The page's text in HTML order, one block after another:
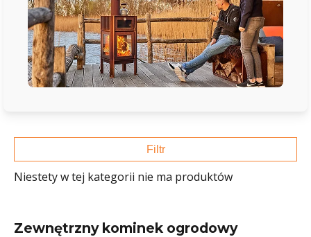
Filtr
Niestety w tej kategorii nie ma produktów
Zewnętrzny kominek ogrodowy